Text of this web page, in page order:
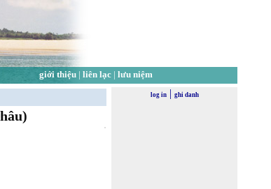
giới thiệu| liên lạc| lưu niệm
log in| ghi danh